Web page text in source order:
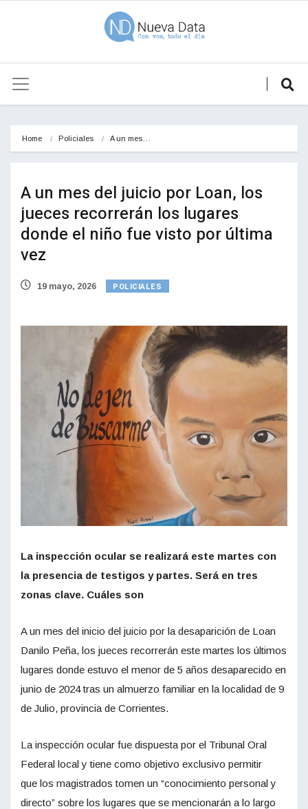
Home Policiales A un mes…
A un mes del juicio por Loan, los
jueces recorrerán los lugares
donde el niño fue visto por última
vez
19 mayo, 2026 POLICIALES
La inspección ocular se realizará este martes con
la presencia de testigos y partes. Será en tres
zonas clave. Cuáles son
A un mes del inicio del juicio por la desaparición de Loan
Danilo Peña, los jueces recorrerán este martes los últimos
lugares donde estuvo el menor de 5 años desaparecido en
junio de 2024 tras un almuerzo familiar en la localidad de 9
de Julio, provincia de Corrientes.
La inspección ocular fue dispuesta por el Tribunal Oral
Federal local y tiene como objetivo exclusivo permitir
que los magistrados tomen un “conocimiento personal y
directo” sobre los lugares que se mencionarán a lo largo